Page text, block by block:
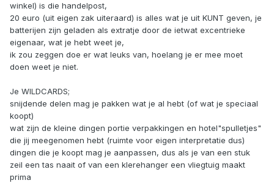
winkel) is die handelpost,
20 euro (uit eigen zak uiteraard) is alles wat je uit KUNT geven, je
batterijen zijn geladen als extratje door de ietwat excentrieke
eigenaar, wat je hebt weet je,
ik zou zeggen doe er wat leuks van, hoelang je er mee moet
doen weet je niet.
Je WILDCARDS;
snijdende delen mag je pakken wat je al hebt (of wat je speciaal
koopt)
wat zijn de kleine dingen portie verpakkingen en hotel"spulletjes"
die jij meegenomen hebt (ruimte voor eigen interpretatie dus)
dingen die je koopt mag je aanpassen, dus als je van een stuk
zeil een tas naait of van een klerehanger een vliegtuig maakt
prima